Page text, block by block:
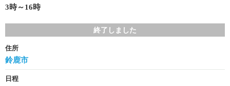
3時～16時
終了しました
住所
鈴鹿市
日程